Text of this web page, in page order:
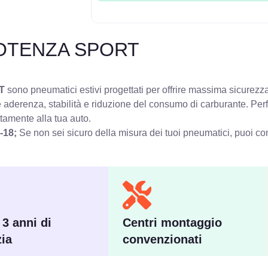
SPORT
sono pneumatici estivi progettati per offrire massima
stabilità e riduzione del consumo di carburante.
alla tua auto.
18; Se non sei sicuro della misura dei tuoi pneumatici, puoi
anni di
Centri montaggio
convenzionati